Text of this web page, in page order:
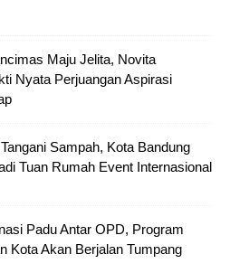
Maju Jelita, Novita
Nyata Perjuangan Aspirasi
Sampah, Kota Bandung
Tuan Rumah Event Internasional
Padu Antar OPD, Program
Kota Akan Berjalan Tumpang